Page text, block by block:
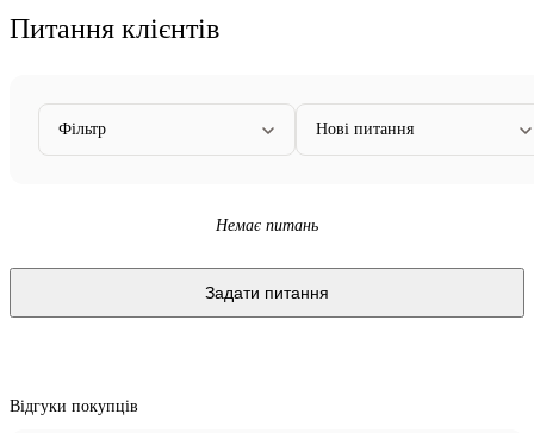
Питання клієнтів
Фільтр Нові питання
Немає питань
Задати питання
Відгуки покупців